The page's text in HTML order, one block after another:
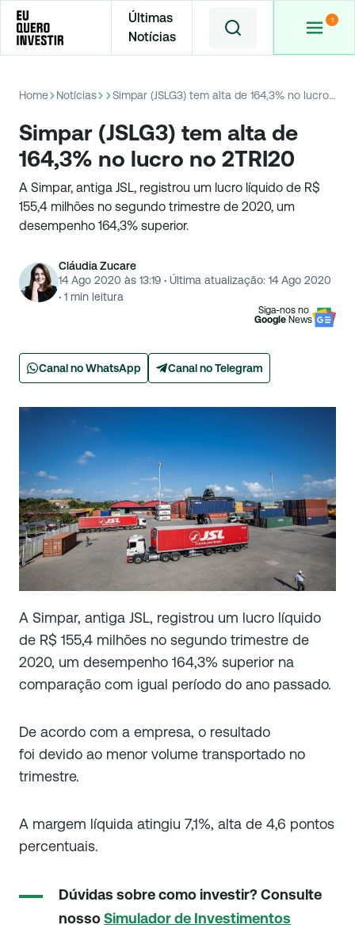
Últimas
Notícias
Home Notícias Simpar (JSLG3) tem alta de 164,3% no lucro no 2TRI20
Simpar (JSLG3) tem alta de
164,3% no lucro no 2TRI20
A Simpar, antiga JSL, registrou um lucro líquido de R$
155,4 milhões no segundo trimestre de 2020, um
desempenho 164,3% superior.
Cláudia Zucare
14 Ago 2020 às 13:19 · Última atualização: 14 Ago 2020
· 1 min leitura
Siga-nos no
Google News
Canal no WhatsApp Canal no Telegram
A Simpar, antiga JSL, registrou um lucro líquido
de R$ 155,4 milhões no segundo trimestre de
2020, um desempenho 164,3% superior na
comparação com igual período do ano passado.
De acordo com a empresa, o resultado
foi devido ao menor volume transportado no
trimestre.
A margem líquida atingiu 7,1%, alta de 4,6 pontos
percentuais.
Dúvidas sobre como investir? Consulte
nossoSimulador de Investimentos